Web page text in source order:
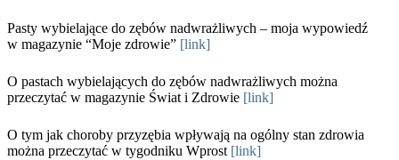
Pasty wybielające do zębów nadwrażliwych – moja wypowiedź
w magazynie “Moje zdrowie” [link]
O pastach wybielających do zębów nadwrażliwych można
przeczytać w magazynie Świat i Zdrowie [link]
O tym jak choroby przyzębia wpływają na ogólny stan zdrowia
można przeczytać w tygodniku Wprost [link]